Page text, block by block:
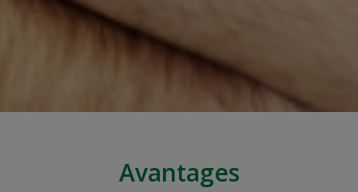
Avantages